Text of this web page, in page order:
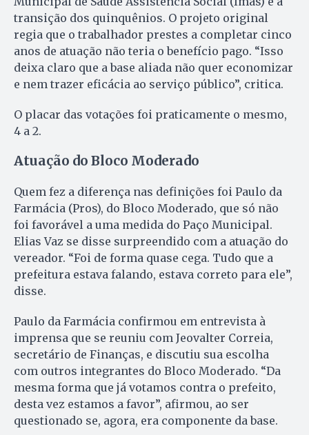
transição dos quinquênios. O projeto original
regia que o trabalhador prestes a completar cinco
anos de atuação não teria o benefício pago. “Isso
deixa claro que a base aliada não quer economizar
e nem trazer eficácia ao serviço público”, critica.
O placar das votações foi praticamente o mesmo,
4 a 2.
Atuação do Bloco Moderado
Quem fez a diferença nas definições foi Paulo da
Farmácia (Pros), do Bloco Moderado, que só não
foi favorável a uma medida do Paço Municipal.
Elias Vaz se disse surpreendido com a atuação do
vereador. “Foi de forma quase cega. Tudo que a
prefeitura estava falando, estava correto para ele”,
disse.
Paulo da Farmácia confirmou em entrevista à
imprensa que se reuniu com Jeovalter Correia,
secretário de Finanças, e discutiu sua escolha
com outros integrantes do Bloco Moderado. “Da
mesma forma que já votamos contra o prefeito,
desta vez estamos a favor”, afirmou, ao ser
questionado se, agora, era componente da base.